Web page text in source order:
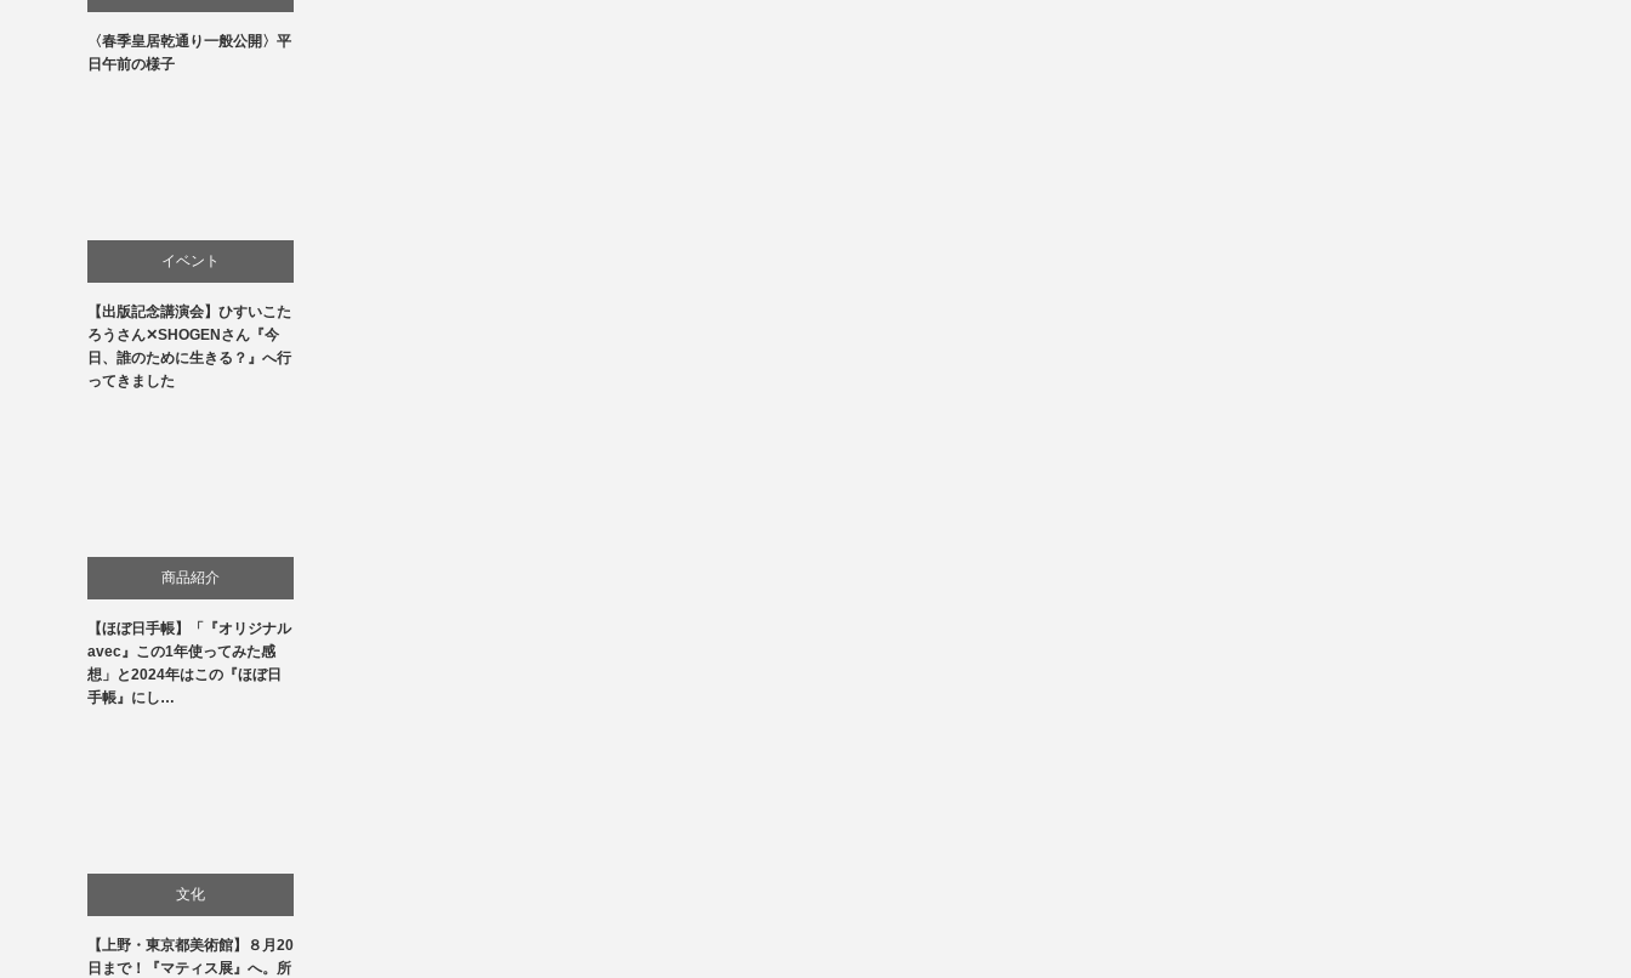
文化
〈春季皇居乾通り一般公開〉平
日午前の様子
イベント
文化
書評・読書の引き出し
【出版記念講演会】ひすいこた
ろうさん✕SHOGENさん『今
日、誰のために生きる？』へ行
ってきました
商品紹介
生活
【ほぼ日手帳】「『オリジナル
avec』この1年使ってみた感
想」と2024年はこの『ほぼ日
手帳』にし…
文化
美術展・美術館・博物館巡り
【上野・東京都美術館】８月20
日まで！『マティス展』へ。所